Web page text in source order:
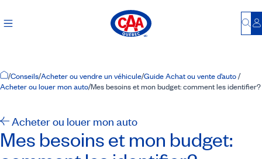
Accueil
/Conseils/Acheter ou vendre un véhicule/Guide Achat ou vente d’auto/
Acheter ou louer mon auto/Mes besoins et mon budget: comment les identifier?
Acheter ou louer mon auto
Mes besoins et mon budget: